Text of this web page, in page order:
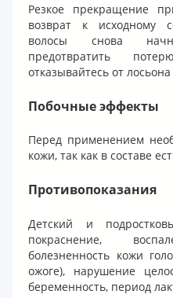
Резкое прекращение
возврат к исходному
волосы снова
предотвратить
отказывайтесь от
Побочные эффекты
Перед применением
кожи, так как в составе
Противопоказания
Детский и
покраснение,
болезненность кожи
ожоге), нарушение
беременность, период